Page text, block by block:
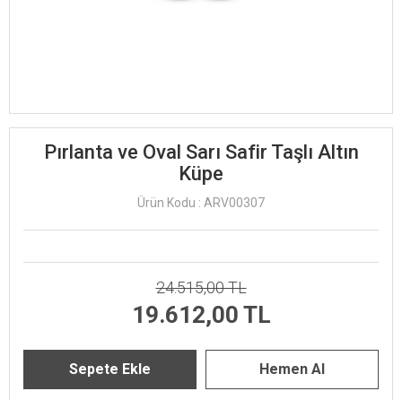
Pırlanta ve Oval Sarı Safir Taşlı Altın
Küpe
Ürün Kodu : ARV00307
24.515,00 TL
19.612,00 TL